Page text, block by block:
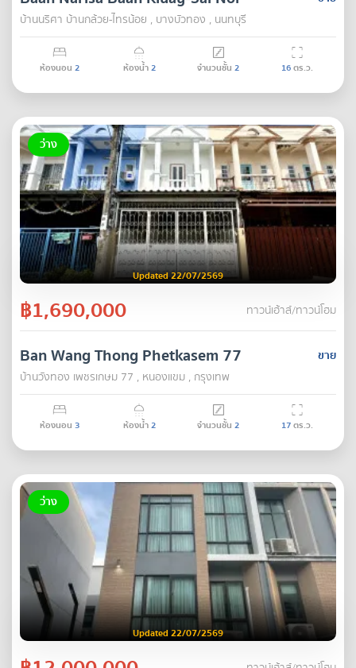
บ้านนริศา บ้านกล้วย-ไทรน้อย , บางบัวทอง , นนทบุรี
ห้องนอน 2 ห้องน้ำ2 จำนวนชั้น 2 16ตร.ว.
ว่าง
Updated 22/07/2569
฿1,690,000 ทาวน์เฮ้าส์/ทาวน์โฮม
ขาย
Ban Wang Thong Phetkasem 77
บ้านวังทอง เพชรเกษม 77 , หนองแขม , กรุงเทพ
ห้องนอน 3 ห้องน้ำ2 จำนวนชั้น 2 17ตร.ว.
ว่าง
Updated 22/07/2569